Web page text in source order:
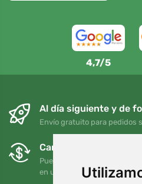
4,7/5
Al día siguiente y de
Envío gratuito para pedidos
Cambios y
Puede devolver o cambiar
en un plazo de 90 días